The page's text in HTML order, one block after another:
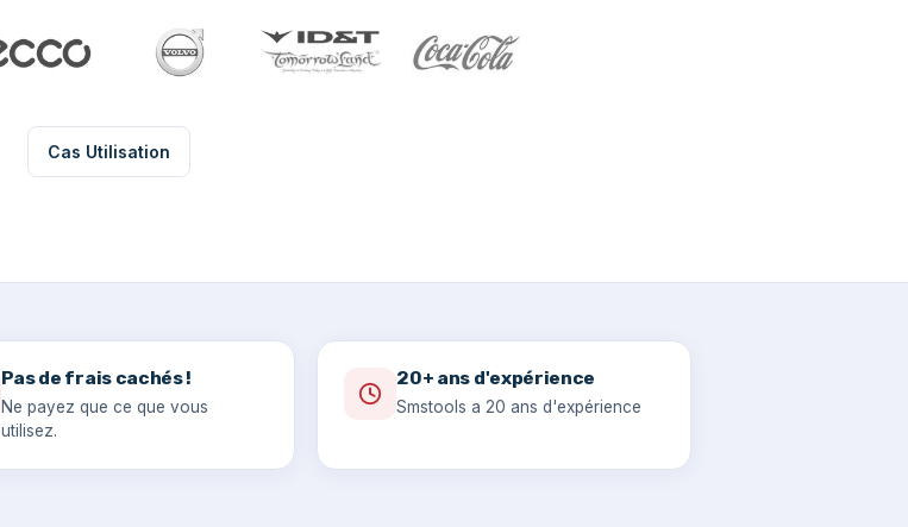
Cas Utilisation
Pas de frais cachés !
Ne payez que ce que vous
utilisez.
20+ ans d'expérience
Smstools a 20 ans d'expérience